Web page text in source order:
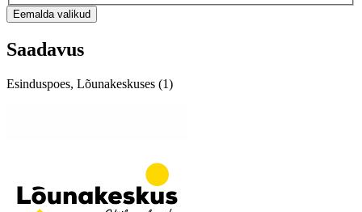
Eemalda valikud
Saadavus
Esinduspoes, Lõunakeskuses (1)